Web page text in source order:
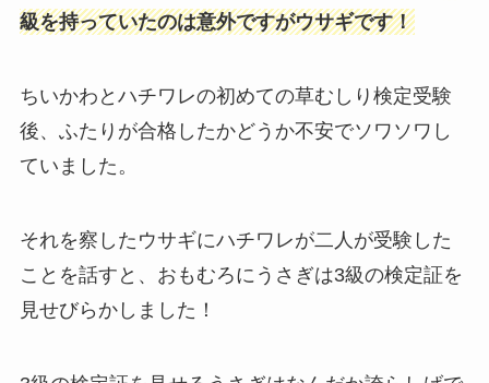
級を持っていたのは意外ですがウサギです！
ちいかわとハチワレの初めての草むしり検定受験
後、ふたりが合格したかどうか不安でソワソワし
ていました。
それを察したウサギにハチワレが二人が受験した
ことを話すと、おもむろにうさぎは3級の検定証を
見せびらかしました！